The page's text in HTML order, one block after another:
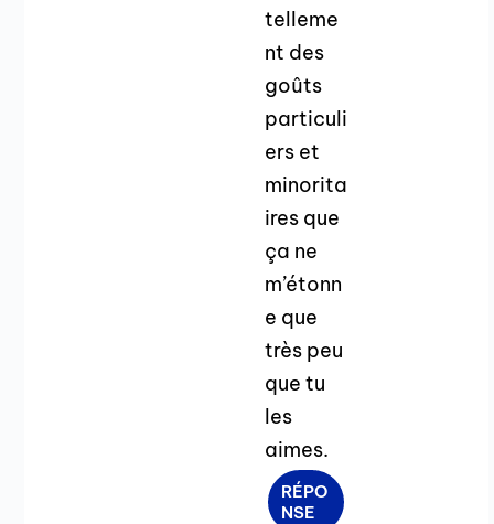
telleme
nt des
goûts
particuli
ers et
minorita
ires que
ça ne
m’étonn
e que
très peu
que tu
les
aimes.
RÉPO
NSE